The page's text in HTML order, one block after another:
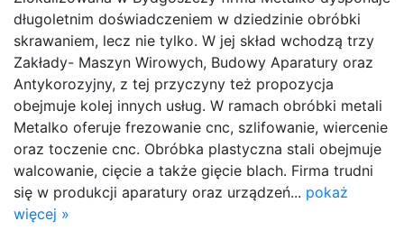
długoletnim doświadczeniem w dziedzinie obróbki
skrawaniem, lecz nie tylko. W jej skład wchodzą trzy
Zakłady- Maszyn Wirowych, Budowy Aparatury oraz
Antykorozyjny, z tej przyczyny też propozycja
obejmuje kolej innych usług. W ramach obróbki metali
Metalko oferuje frezowanie cnc, szlifowanie, wiercenie
oraz toczenie cnc. Obróbka plastyczna stali obejmuje
walcowanie, cięcie a także gięcie blach. Firma trudni
się w produkcji aparatury oraz urządzeń... pokaż
więcej »